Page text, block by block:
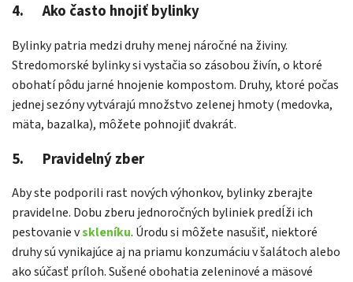
4. Ako často hnojiť bylinky
Bylinky patria medzi druhy menej náročné na živiny.
Stredomorské bylinky si vystačia so zásobou živín, o ktoré
obohatí pôdu jarné hnojenie kompostom. Druhy, ktoré počas
jednej sezóny vytvárajú množstvo zelenej hmoty (medovka,
mäta, bazalka), môžete pohnojiť dvakrát.
5. Pravidelný zber
Aby ste podporili rast nových výhonkov, bylinky zberajte
pravidelne. Dobu zberu jednoročných byliniek predĺži ich
pestovanie vskleníku. Úrodu si môžete nasušiť, niektoré
druhy sú vynikajúce aj na priamu konzumáciu v šalátoch alebo
ako súčasť príloh. Sušené obohatia zeleninové a mäsové